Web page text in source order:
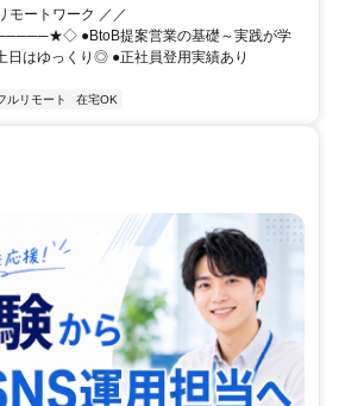
モートワーク ／／
●BtoB提案営業の基礎～実践が学
日はゆっくり◎ ●正社員登用実績あり
ルリモート 在宅OK